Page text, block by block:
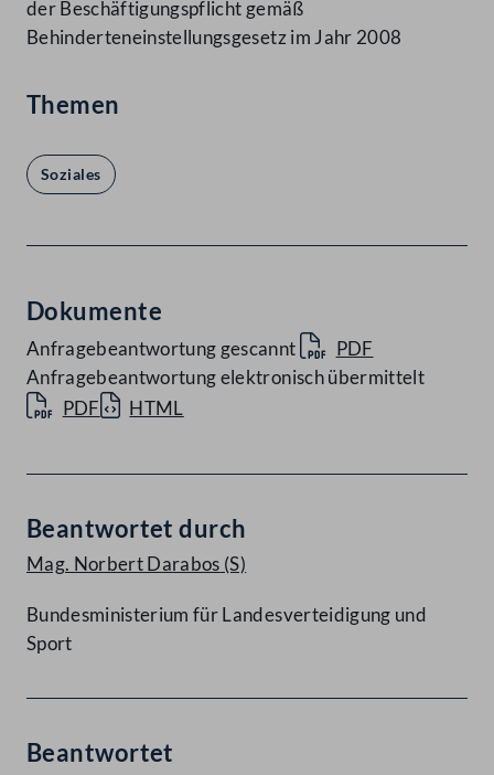
der Beschäftigungspflicht gemäß
Behinderteneinstellungsgesetz im Jahr 2008
Themen
Soziales
Dokumente
Anfragebeantwortung gescannt
PDF
Anfragebeantwortung elektronisch übermittelt
PDF
HTML
Beantwortet durch
Mag. Norbert Darabos (S)
Bundesministerium für Landesverteidigung und
Sport
Beantwortet